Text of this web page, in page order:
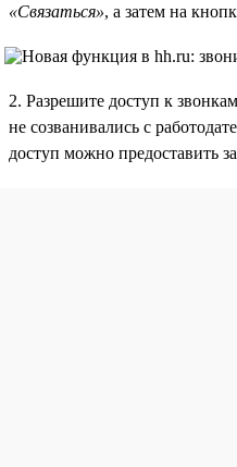
«Связаться», а затем на
2. Разрешите доступ к
не созванивались с
доступ можно предоставить